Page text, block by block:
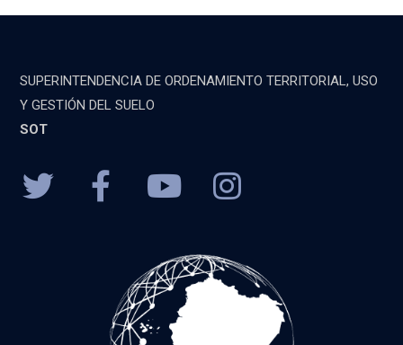
SUPERINTENDENCIA DE ORDENAMIENTO TERRITORIAL, USO
Y GESTIÓN DEL SUELO
SOT